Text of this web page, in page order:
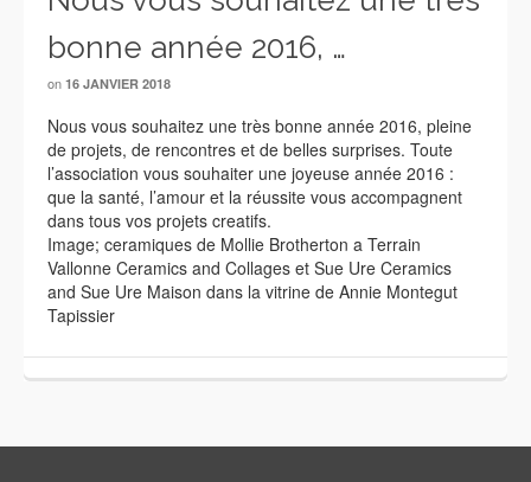
bonne année 2016, …
on 16 JANVIER 2018
Nous vous souhaitez une très bonne année 2016, pleine
de projets, de rencontres et de belles surprises. Toute
l’association vous souhaiter une joyeuse année 2016 :
que la santé, l’amour et la réussite vous accompagnent
dans tous vos projets creatifs.
Image; ceramiques de Mollie Brotherton a Terrain
Vallonne Ceramics and Collages et Sue Ure Ceramics
and Sue Ure Maison dans la vitrine de Annie Montegut
Tapissier